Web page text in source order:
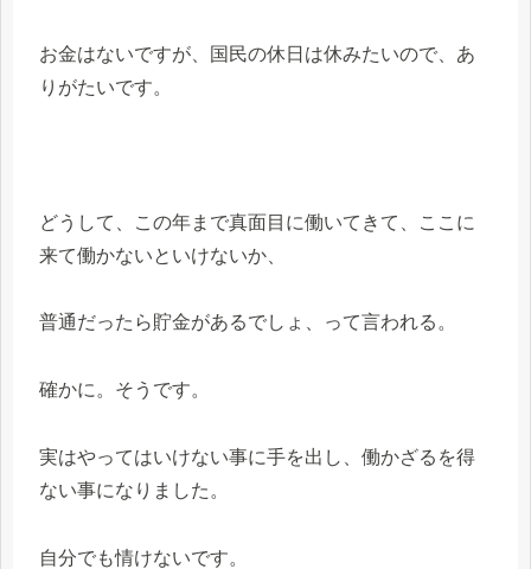
お金はないですが、国民の休日は休みたいので、あ
りがたいです。
どうして、この年まで真面目に働いてきて、ここに
来て働かないといけないか、
普通だったら貯金があるでしょ、って言われる。
確かに。そうです。
実はやってはいけない事に手を出し、働かざるを得
ない事になりました。
自分でも情けないです。